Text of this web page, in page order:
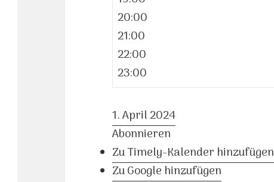
20:00
21:00
22:00
23:00
1. April 2024
Abonnieren
Zu Timely-Kalender hinzufügen
Zu Google hinzufügen